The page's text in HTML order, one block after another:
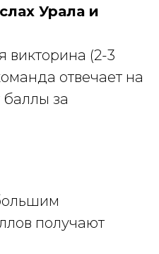
Урала и
викторина (2-3
отвечает на
за
получают